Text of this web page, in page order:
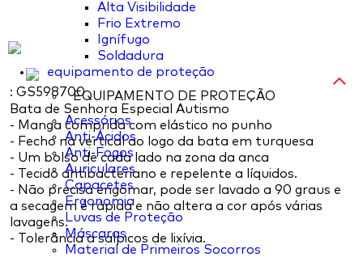
Alta Visibilidade
Frio Extremo
Ignífugo
Soldadura
equipamento de proteção
EQUIPAMENTO DE PROTEÇÃO
Acessórios
Anti-Ácidos
Anti-Fogos
Auriculares
Capacetes
Ergonomia
Luvas de Proteção
Máscaras
Material de Primeiros Socorros
: GS598700
Bata de Senhora Especial Autismo
- Manga comprida com elástico no punho
- Fecho na vertical ao logo da bata em turquesa
- Um bolso de cada lado na zona da anca
- Tecido antibacteriano e repelente a líquidos.
- Não precisa engomar, pode ser lavado a 90 graus e
a secagem é rápida e não altera a cor após várias
lavagens.
- Tolerância a salpicos de lixívia.